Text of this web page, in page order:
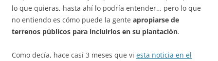
lo que quieras, hasta ahí lo podría entender… pero lo que
no entiendo es cómo puede la gente apropiarse de
terrenos públicos para incluirlos en su plantación.
Como decía, hace casi 3 meses que vi esta noticia en el